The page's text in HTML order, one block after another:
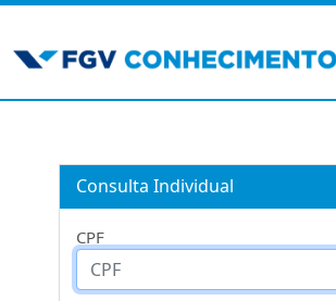
Consulta Individual
CPF